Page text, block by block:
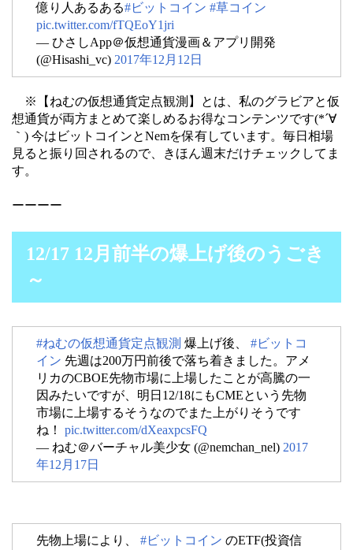
億り人あるある#ビットコイン #草コイン
pic.twitter.com/fTQEoY1jri
— ひさしApp＠仮想通貨漫画＆アプリ開発
(@Hisashi_vc) 2017年12月12日
※【ねむの仮想通貨定点観測】とは、私のグラビアと仮
想通貨が両方まとめて楽しめるお得なコンテンツです(*´∀
｀) 今はビットコインとNemを保有しています。毎日相場
見ると振り回されるので、きほん週末だけチェックしてま
す。
ーーーー
12/17 12月前半の爆上げ後のうごき
～
#ねむの仮想通貨定点観測 爆上げ後、 #ビットコ
イン 先週は200万円前後で落ち着きました。アメ
リカのCBOE先物市場に上場したことが高騰の一
因みたいですが、明日12/18にもCMEという先物
市場に上場するそうなのでまた上がりそうです
ね！ pic.twitter.com/dXeaxpcsFQ
— ねむ＠バーチャル美少女 (@nemchan_nel) 2017
年12月17日
先物上場により、 #ビットコイン のETF(投資信